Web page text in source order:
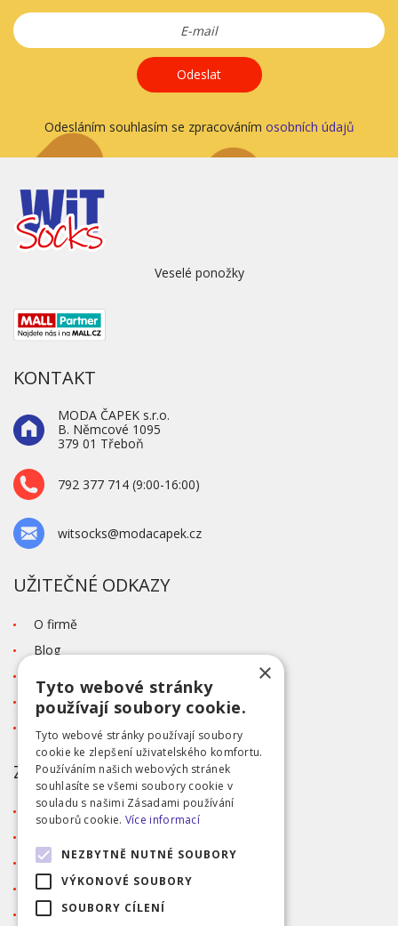
Odeslat
Odesláním souhlasím se zpracováním osobních údajů
Veselé ponožky
KONTAKT
MODA ČAPEK s.r.o.
B. Němcové 1095
379 01 Třeboň
792 377 714 (9:00-16:00)
witsocks@modacapek.cz
UŽITEČNÉ ODKAZY
O firmě
Blog
Tabulka velikostí
Ochrana osobních údajů GDPR
ZÁKAZNICKÝ SERVIS
Obchodní podmínky
Reklamace
Přihlášení
Registrace
×
Tyto webové stránky
používají soubory cookie.
Tyto webové stránky používají soubory
cookie ke zlepšení uživatelského komfortu.
Používáním našich webových stránek
souhlasíte se všemi soubory cookie v
souladu s našimi Zásadami používání
souborů cookie. Více informací
NEZBYTNĚ NUTNÉ SOUBORY
VÝKONOVÉ SOUBORY
SOUBORY CÍLENÍ